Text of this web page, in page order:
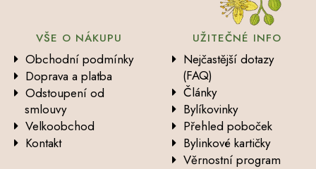
VŠE O NÁKUPU
Obchodní podmínky
Doprava a platba
Odstoupení od
smlouvy
Velkoobchod
Kontakt
UŽITEČNÉ INFO
Nejčastější dotazy
(FAQ)
Články
Bylíkovinky
Přehled poboček
Bylinkové kartičky
Věrnostní program